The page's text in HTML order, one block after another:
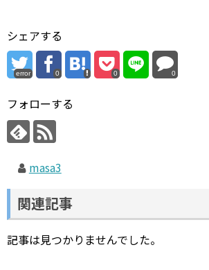
シェアする
error 0 0 0
フォローする
masa3
関連記事
記事は見つかりませんでした。